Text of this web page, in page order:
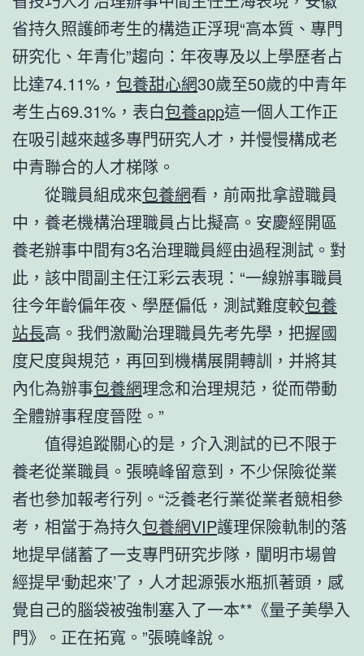
省持久照護師考生的構造正浮現“高本質、專門
研究化、年青化”趨向：年夜專及以上學歷者占
比達74.11%， 包養甜心網30歲至50歲的中青年
考生占69.31%，表白包養app這一個人工作正
在吸引越來越多專門研究人才，并慢慢構成老
中青聯合的人才梯隊。
從職員組成來包養網看，前兩批拿證職員
中，養老機構治理職員占比擬高。安慶經開區
養老辦事中間有3名治理職員經由過程測試。對
此，該中間副主任江彩云表現：“一線辦事職員
往今年齡偏年夜、學歷偏低，測試難度較包養
站長高。我們激勵治理職員先考先學，把握國
度尺度與規范，再回到機構展開轉訓，并將其
內化為辦事包養網理念和治理規范，從而帶動
全體辦事程度晉陞。”
值得追蹤關心的是，介入測試的已不限于
養老從業職員。張曉峰留意到，不少保險從業
者也參加報考行列。“泛養老行業從業者競相參
考，相當于為持久包養網VIP護理保險軌制的落
地提早儲蓄了一支專門研究步隊，闡明市場曾
經提早‘動起來’了，人才起源張水瓶抓著頭，感
覺自己的腦袋被強制塞入了一本**《量子美學入
門》。正在拓寬。”張曉峰說。